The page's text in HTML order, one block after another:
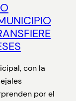
con la
por el